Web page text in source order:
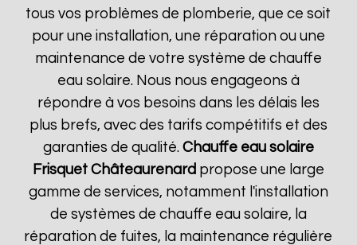
tous vos problèmes de plomberie, que ce soit
pour une installation, une réparation ou une
maintenance de votre système de chauffe
eau solaire. Nous nous engageons à
répondre à vos besoins dans les délais les
plus brefs, avec des tarifs compétitifs et des
garanties de qualité. Chauffe eau solaire
Frisquet Châteaurenard propose une large
gamme de services, notamment l'installation
de systèmes de chauffe eau solaire, la
réparation de fuites, la maintenance régulière